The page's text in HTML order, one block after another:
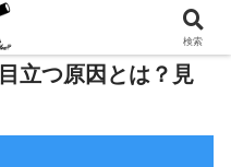
立つ原因とは？見
検索